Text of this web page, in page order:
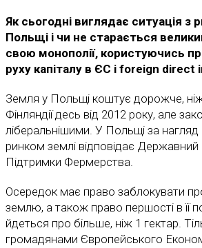
Як сьогодні виглядає ситуація з
Польщі і чи не старається
свою монополії, користуючись
руху капіталу в ЄС і foreign
Земля у Польщі коштує дорожче, ніж
Фінляндії десь від 2012 року, але
ліберальнішими. У Польщі за нагляд
ринком землі відповідає
Підтримки Фермерства.
Осередок має право заблокувати
землю, а також право першості в її
йдеться про більше, ніж 1 гектар.
громадянами Європейського